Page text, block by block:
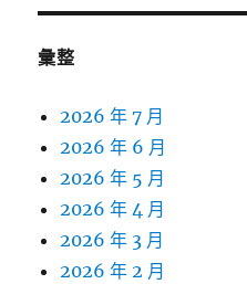
彙整
2026 年 7 月
2026 年 6 月
2026 年 5 月
2026 年 4 月
2026 年 3 月
2026 年 2 月